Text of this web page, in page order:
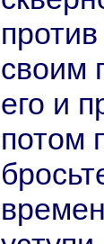
своим
его и
потом